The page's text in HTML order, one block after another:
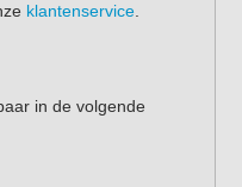
klantenservice.
in de volgende